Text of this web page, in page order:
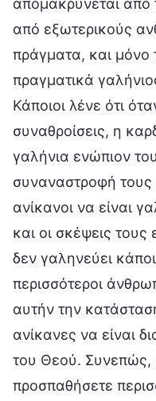
από εξωτερικούς
πράγματα, και μόνο
πραγματικά
Κάποιοι λένε ότι
συναθροίσεις, η
γαλήνια ενώπιον
συναναστροφή τους
ανίκανοι να είναι
και οι σκέψεις τους
δεν γαληνεύει
περισσότεροι
αυτήν την
ανίκανες να είναι
του Θεού. Συνεπώς,
προσπαθήσετε